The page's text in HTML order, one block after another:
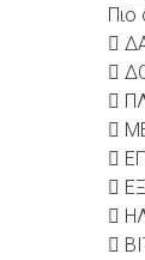
Πιο







